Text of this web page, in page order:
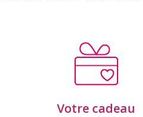
Votre cadeau